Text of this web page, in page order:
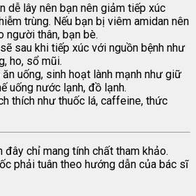
dễ lây nên bạn nên giảm tiếp xúc
trùng. Nếu bạn bị viêm amidan nên
người thân, bạn bè.
sau khi tiếp xúc với nguồn bệnh như
ho, sổ mũi.
uống, sinh hoạt lành mạnh như giữ
uống nước lạnh, đồ lạnh.
thích như thuốc lá, caffeine, thức
đây chỉ mang tính chất tham khảo.
phải tuân theo hướng dẫn của bác sĩ